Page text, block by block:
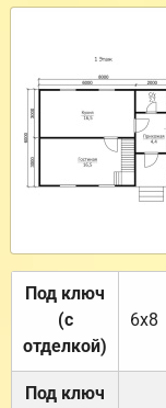
Под ключ
(с
отделкой)
6х8
Под ключ